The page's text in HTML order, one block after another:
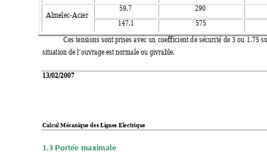
13/02/2007
Almelec-Acier
59.7
290
147.1
575
Ces tensions sont prises avec un coefficient de sécurité de 3 ou 1.75
situation de l’ouvrage est normale ou givrable.
Calcul Mécanique des Lignes Electrique
1.3 Portée maximale